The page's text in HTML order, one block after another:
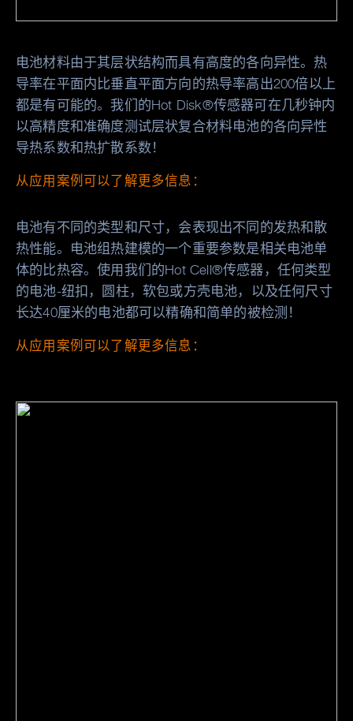
电池材料由于其层状结构而具有高度的各向异性。热
导率在平面内比垂直平面方向的热导率高出200倍以上
都是有可能的。我们的Hot Disk®传感器可在几秒钟内
以高精度和准确度测试层状复合材料电池的各向异性
导热系数和热扩散系数！
从应用案例可以了解更多信息：
电池有不同的类型和尺寸，会表现出不同的发热和散
热性能。电池组热建模的一个重要参数是相关电池单
体的比热容。使用我们的Hot Cell®传感器，任何类型
的电池-纽扣，圆柱，软包或方壳电池，以及任何尺寸
长达40厘米的电池都可以精确和简单的被检测！
从应用案例可以了解更多信息：